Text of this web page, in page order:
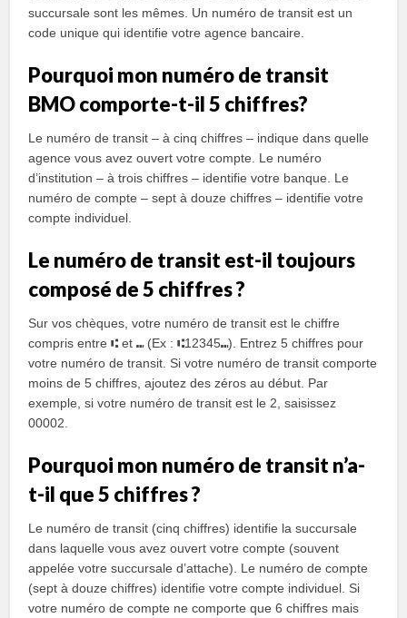
succursale sont les mêmes. Un numéro de transit est un
code unique qui identifie votre agence bancaire.
Pourquoi mon numéro de transit
BMO comporte-t-il 5 chiffres?
Le numéro de transit – à cinq chiffres – indique dans quelle
agence vous avez ouvert votre compte. Le numéro
d’institution – à trois chiffres – identifie votre banque. Le
numéro de compte – sept à douze chiffres – identifie votre
compte individuel.
Le numéro de transit est-il toujours
composé de 5 chiffres ?
Sur vos chèques, votre numéro de transit est le chiffre
compris entre ⑆ et ⑉ (Ex : ⑆12345⑉). Entrez 5 chiffres pour
votre numéro de transit. Si votre numéro de transit comporte
moins de 5 chiffres, ajoutez des zéros au début. Par
exemple, si votre numéro de transit est le 2, saisissez
00002.
Pourquoi mon numéro de transit n’a-
t-il que 5 chiffres ?
Le numéro de transit (cinq chiffres) identifie la succursale
dans laquelle vous avez ouvert votre compte (souvent
appelée votre succursale d’attache). Le numéro de compte
(sept à douze chiffres) identifie votre compte individuel. Si
votre numéro de compte ne comporte que 6 chiffres mais